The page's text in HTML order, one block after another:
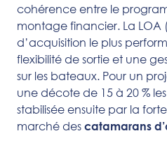
cohérence entre le
montage financier. La LOA
d’acquisition le plus
flexibilité de sortie et une
sur les bateaux. Pour un
une décote de 15 à 20 %
stabilisée ensuite par la
marché des catamarans